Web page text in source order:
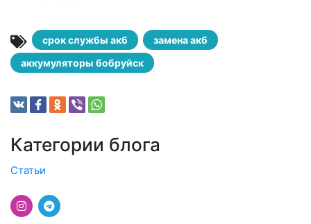
срок службы акб
замена акб
аккумуляторы бобруйск
Категории блога
Статьи